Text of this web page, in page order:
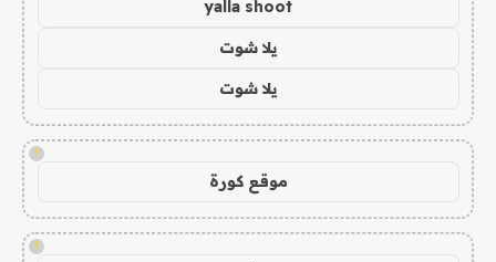
yalla shoot
يلا شوت
يلا شوت
!
موقع كورة
!